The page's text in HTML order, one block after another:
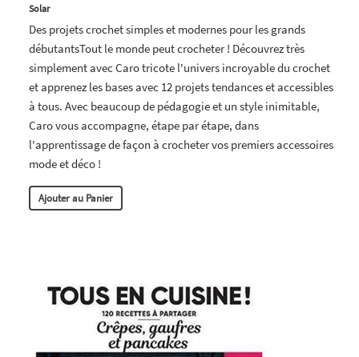
Solar
Des projets crochet simples et modernes pour les grands
débutantsTout le monde peut crocheter ! Découvrez très
simplement avec Caro tricote l'univers incroyable du crochet
et apprenez les bases avec 12 projets tendances et accessibles
à tous. Avec beaucoup de pédagogie et un style inimitable,
Caro vous accompagne, étape par étape, dans
l'apprentissage de façon à crocheter vos premiers accessoires
mode et déco !
Ajouter au Panier